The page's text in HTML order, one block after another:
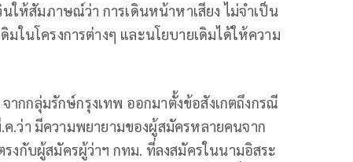
ให้สัมภาษณ์ว่า การเดินหน้าหาเสียง ไม่จำเป็น
ในโครงการต่างๆ และนโยบายเดิมได้ให้ความ
กกลุ่มรักษ์กรุงเทพ ออกมาตั้งข้อสังเกตถึงกรณี
.ว่า มีความพยายามของผู้สมัครหลายคนจาก
งกับผู้สมัครผู้ว่าฯ กทม. ที่ลงสมัครในนามอิสระ